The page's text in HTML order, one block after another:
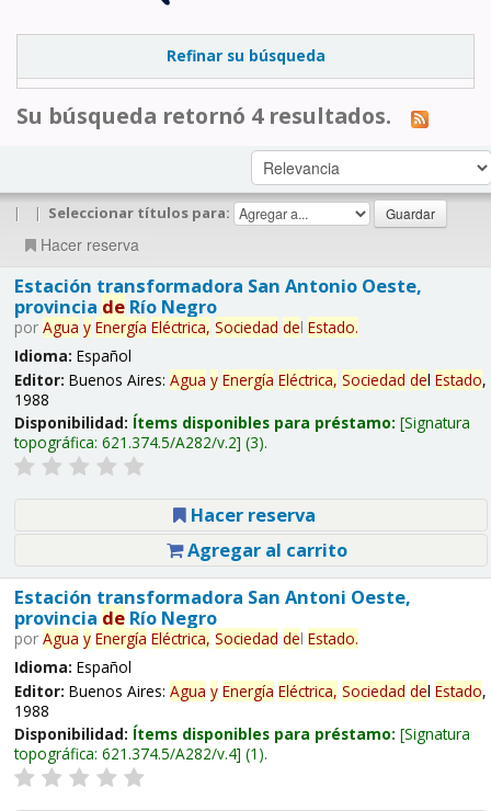
Refinar su búsqueda
Su búsqueda retornó 4 resultados.
| | Seleccionar títulos para:
Hacer reserva
Estación transformadora San Antonio Oeste,
provincia deRío Negro
por Agua y Energía Eléctrica, Sociedad del Estado.
Idioma: Español
Editor: Buenos Aires: Agua y Energía Eléctrica, Sociedad del Estado,
1988
Disponibilidad: Ítems disponibles para préstamo: Signatura
topográfica: 621.374.5/A282/v.2 (3).
Hacer reserva
Agregar al carrito
Estación transformadora San Antoni Oeste,
provincia deRío Negro
por Agua y Energía Eléctrica, Sociedad del Estado.
Idioma: Español
Editor: Buenos Aires: Agua y Energía Eléctrica, Sociedad del Estado,
1988
Disponibilidad: Ítems disponibles para préstamo: Signatura
topográfica: 621.374.5/A282/v.4 (1).